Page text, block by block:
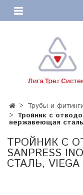
Трубы и
Тройник с
нержавеющая
ТРОЙНИК С
SANPRESS
СТАЛЬ, VIEGA